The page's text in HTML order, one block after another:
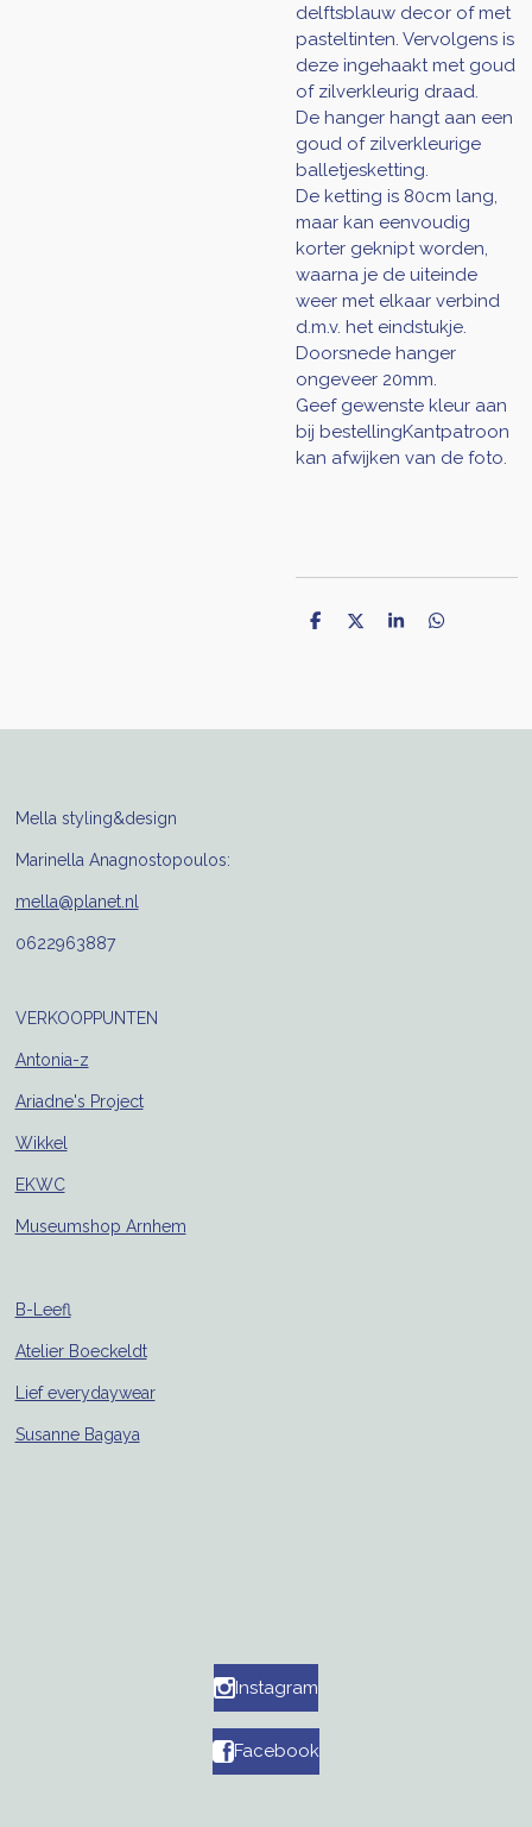
delftsblauw decor of met
pasteltinten. Vervolgens is
deze ingehaakt met goud
of zilverkleurig draad.
De hanger hangt aan een
goud of zilverkleurige
balletjesketting.
De ketting is 80cm lang,
maar kan eenvoudig
korter geknipt worden,
waarna je de uiteinde
weer met elkaar verbind
d.m.v. het eindstukje.
Doorsnede hanger
ongeveer 20mm.
Geef gewenste kleur aan
bij bestellingKantpatroon
kan afwijken van de foto.
D
D
S
D
Mella styling&design
Marinella Anagnostopoulos:
mella@planet.nl
0622963887
VERKOOPPUNTEN
Antonia-z
Ariadne's Project
Wikkel
EKWC
Museumshop Arnhem
B-Leefl
Atelier Boeckeldt
Lief everydaywear
Susanne Bagaya
Instagram
Facebook